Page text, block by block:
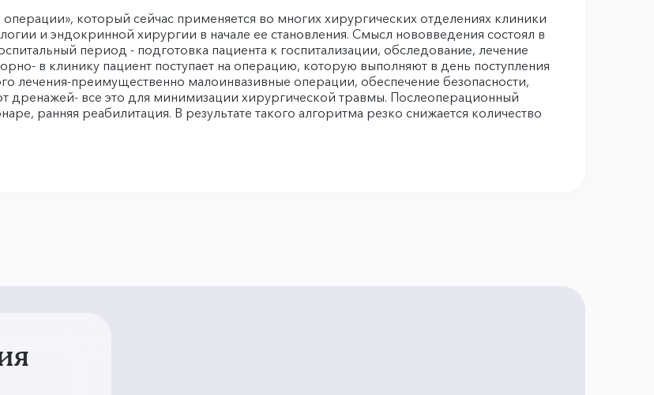
который сейчас применяется во многих хирургических отделениях клиники
и эндокринной хирургии в начале ее становления. Смысл нововведения состоял в
период - подготовка пациента к госпитализации, обследование, лечение
в клинику пациент поступает на операцию, которую выполняют в день поступления
лечения-преимущественно малоинвазивные операции, обеспечение безопасности,
дренажей- все это для минимизации хирургической травмы. Послеоперационный
ранняя реабилитация. В результате такого алгоритма резко снижается количество